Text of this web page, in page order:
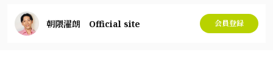
朝隈濯朗 Official site 会員登録